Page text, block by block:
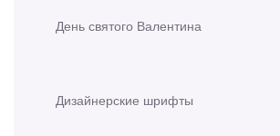
День святого Валентина
Дизайнерские шрифты